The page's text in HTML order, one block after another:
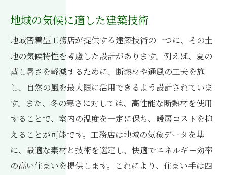
地元顧客からの高評価を得る秘訣
長年の地元での信頼構築の方法
地元企業との連携による実績向上
地域密着型ならではの誠実な対応
地域イベントでの信頼性アピール
工務店選びで欠かせない地域特性に基づく最適
施工の秘訣
地形を考慮したプランニングの重要性
四季に応じたメンテナンスの手法
地域の気候に適した建築技術
地域密着型工務店が提供する建築技術の一つに、その土
地の気候特性を考慮した設計があります。例えば、夏の
蒸し暑さを軽減するために、断熱材や通風の工夫を施
し、自然の風を最大限に活用できるよう設計されていま
す。また、冬の寒さに対しては、高性能な断熱材を使用
することで、室内の温度を一定に保ち、暖房コストを抑
えることが可能です。工務店は地域の気象データを基
に、最適な素材と技術を選定し、快適でエネルギー効率
の高い住まいを提供します。これにより、住まい手は四